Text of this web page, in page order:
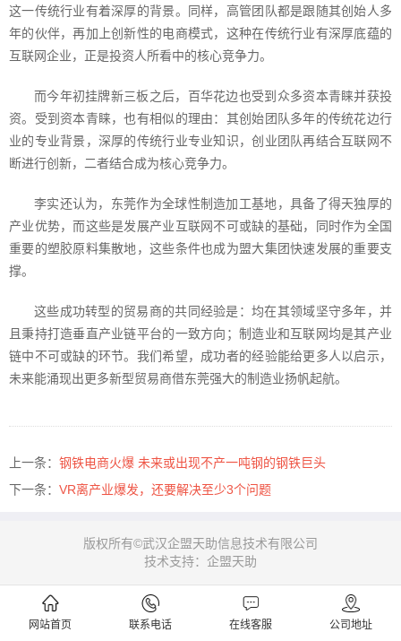
这一传统行业有着深厚的背景。同样，高管团队都是跟随其创始人多
年的伙伴，再加上创新性的电商模式，这种在传统行业有深厚底蕴的
互联网企业，正是投资人所看中的核心竞争力。
而今年初挂牌新三板之后，百华花边也受到众多资本青睐并获投
资。受到资本青睐，也有相似的理由：其创始团队多年的传统花边行
业的专业背景，深厚的传统行业专业知识，创业团队再结合互联网不
断进行创新，二者结合成为核心竞争力。
李实还认为，东莞作为全球性制造加工基地，具备了得天独厚的
产业优势，而这些是发展产业互联网不可或缺的基础，同时作为全国
重要的塑胶原料集散地，这些条件也成为盟大集团快速发展的重要支
撑。
这些成功转型的贸易商的共同经验是：均在其领域坚守多年，并
且秉持打造垂直产业链平台的一致方向；制造业和互联网均是其产业
链中不可或缺的环节。我们希望，成功者的经验能给更多人以启示，
未来能涌现出更多新型贸易商借东莞强大的制造业扬帆起航。
上一条： 钢铁电商火爆 未来或出现不产一吨钢的钢铁巨头
下一条： VR离产业爆发，还要解决至少3个问题
版权所有©武汉企盟天助信息技术有限公司
技术支持：企盟天助
网站首页 联系电话 在线客服 公司地址